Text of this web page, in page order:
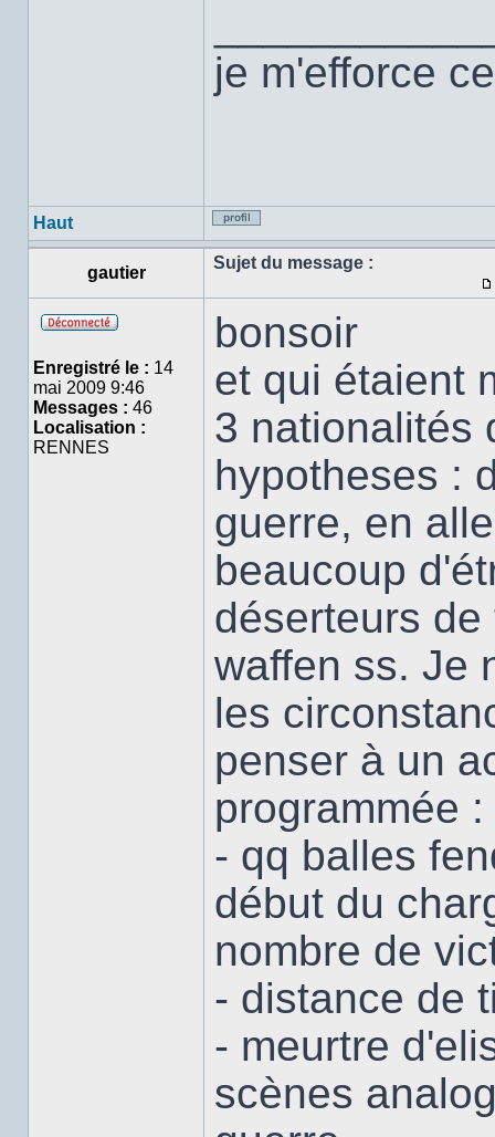
je m'efforce
Haut
Profil
gautier
Sujet du message :
ligne
Enregistré le : 14
mai 2009 9:46
Messages : 46
Localisation :
RENNES
bonsoir
et qui étaient
3 nationalités
hypotheses :
guerre, en
beaucoup
déserteurs
waffen ss. Je
les
penser à un
programmée :
- qq balles
début du
nombre de
- distance de
- meurtre
scènes